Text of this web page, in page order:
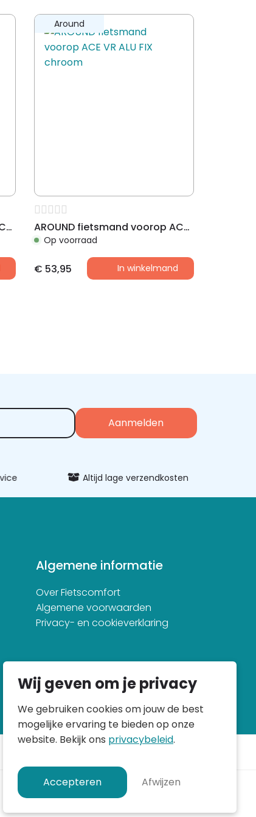
AROUND fietsmand voorop ACE VR ALU incl. stuurhouder, alu
Around
AROUND fietsmand voorop ACE VR ALU FIX chroom
Op voorraad
€ 53,95 In winkelmand
Altijd lage verzendkosten
Algemene informatie
Over Fietscomfort
Algemene voorwaarden
Privacy- en cookieverklaring
Wij geven om je privacy
We gebruiken cookies om jouw de best
mogelijke ervaring te bieden op onze
website. Bekijk ons privacybeleid.
Accepteren Afwijzen